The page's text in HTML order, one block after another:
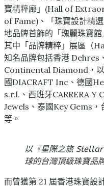
寶精粹廊」(Hall of
of Fame)、「珠寶設計精
地品牌首飾的「瑰麗珠寶
其中「品牌精粹」展區（
知名品牌包括香港 Dehres
Continental Diamond，
國DIACRAFT Inc、德國
s.r.l.、西班牙CARRERA Y
Jewels、泰國Key Gems
等。
以『星際之旅
球的台灣頂級珠寶品
而曾獲第 21 屆香港珠寶設